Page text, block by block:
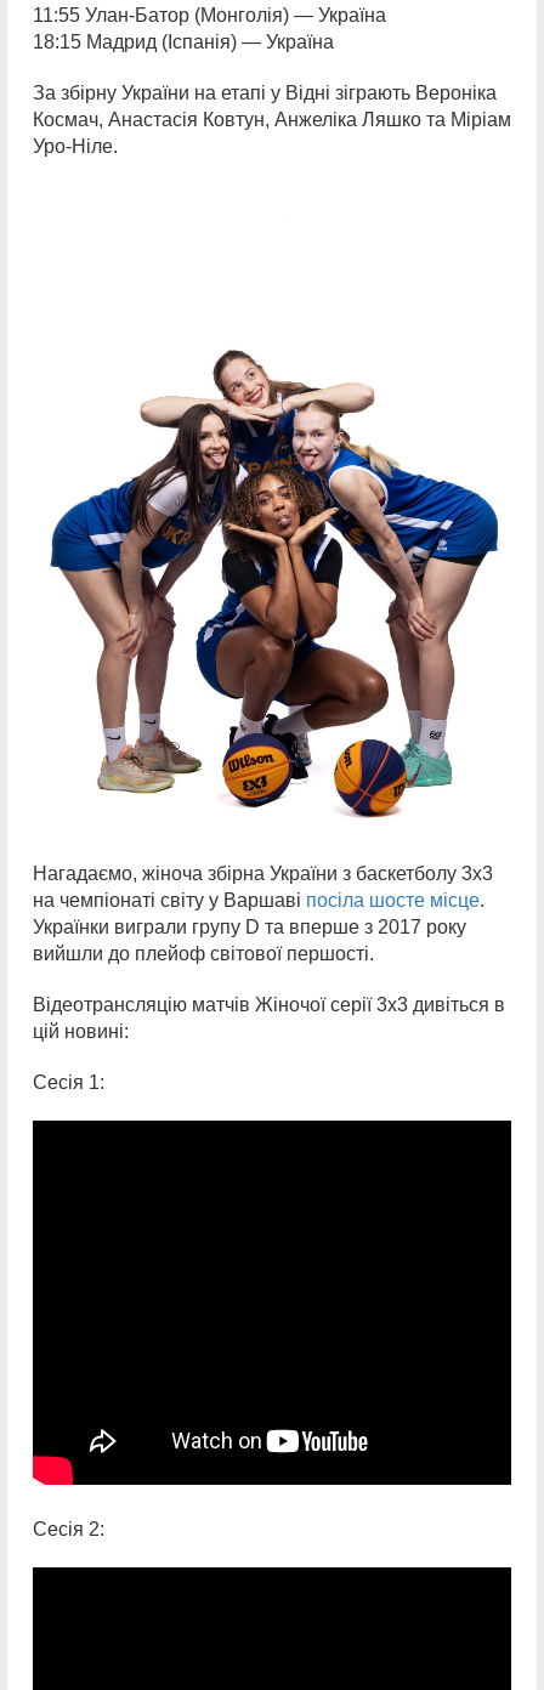
11:55 Улан-Батор (Монголія) — Україна
18:15 Мадрид (Іспанія) — Україна
За збірну України на етапі у Відні зіграють Вероніка
Космач, Анастасія Ковтун, Анжеліка Ляшко та Міріам
Уро-Ніле.
Нагадаємо, жіноча збірна України з баскетболу 3х3
на чемпіонаті світу у Варшаві посіла шосте місце.
Українки виграли групу D та вперше з 2017 року
вийшли до плейоф світової першості.
Відеотрансляцію матчів Жіночої серії 3х3 дивіться в
цій новині:
Сесія 1:
Сесія 2: